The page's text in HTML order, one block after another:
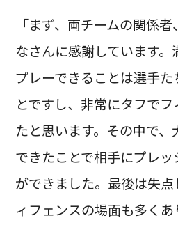
「まず、両チームの関係
なさんに感謝しています
プレーできることは選手た
とですし、非常にタフで
たと思います。その中で
できたことで相手にプレ
ができました。最後は失
ィフェンスの場面も多く